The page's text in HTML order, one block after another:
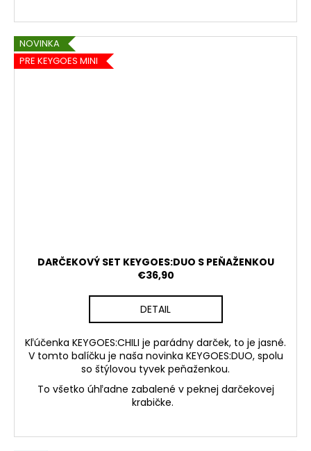
NOVINKA
PRE KEYGOES MINI
DARČEKOVÝ SET KEYGOES:DUO S PEŇAŽENKOU
€36,90
DETAIL
Kľúčenka KEYGOES:CHILI je parádny darček, to je jasné.
V tomto balíčku je naša novinka KEYGOES:DUO, spolu
so štýlovou tyvek peňaženkou.
To všetko úhľadne zabalené v peknej darčekovej
krabičke.